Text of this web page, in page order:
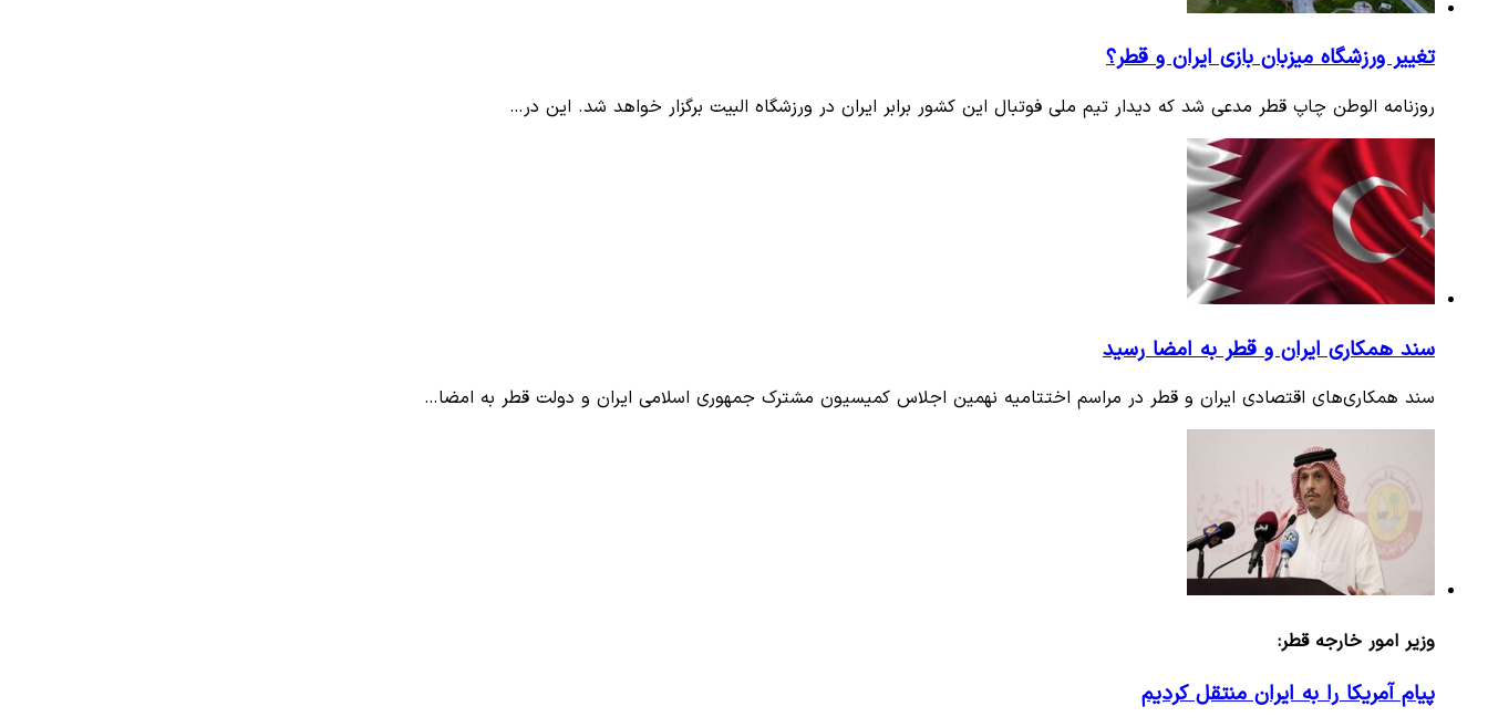
تغییر ورزشگاه میزبان بازی ایران و قطر؟
روزنامه الوطن چاپ قطر مدعی شد که دیدار تیم ملی فوتبال این کشور برابر ایران در ورزشگاه البیت برگزار خواهد شد. این در…
سند همکاری ایران و قطر به امضا رسید
سند همکاری‌های اقتصادی ایران و قطر در مراسم اختتامیه نهمین اجلاس کمیسیون مشترک جمهوری اسلامی ایران و دولت قطر به امضا…
وزیر امور خارجه قطر:
پیام آمریکا را به ایران منتقل کردیم